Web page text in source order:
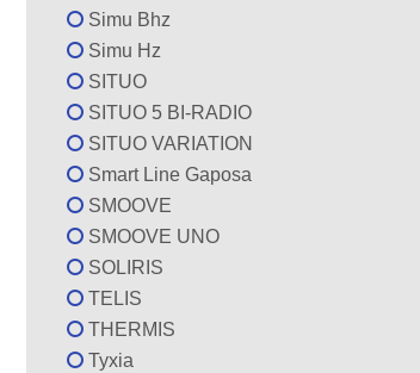
Simu Bhz
Simu Hz
SITUO
SITUO 5 BI-RADIO
SITUO VARIATION
Smart Line Gaposa
SMOOVE
SMOOVE UNO
SOLIRIS
TELIS
THERMIS
Tyxia